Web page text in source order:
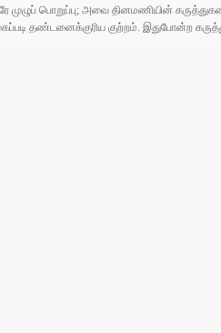
முழுப் பொறுப்பு; அவை தினமணியின்
தண்டனைக்குரிய குற்றம். இதுபோன்ற